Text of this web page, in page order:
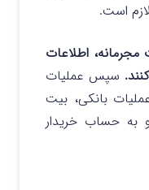
است.
مجرمانه، اطلاعات
سپس عملیات
بانکی، بیت
به حساب خریدار